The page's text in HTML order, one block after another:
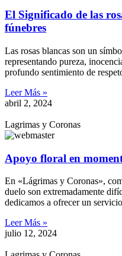
El Significado de las
fúnebres
Las rosas blancas son un
representando pureza,
profundo sentimiento de
Leer Más »
abril 2, 2024
Lagrimas y Coronas
Apoyo floral en
En «Lágrimas y Coronas»,
duelo son extremadamente
dedicamos a ofrecer un
Leer Más »
julio 12, 2024